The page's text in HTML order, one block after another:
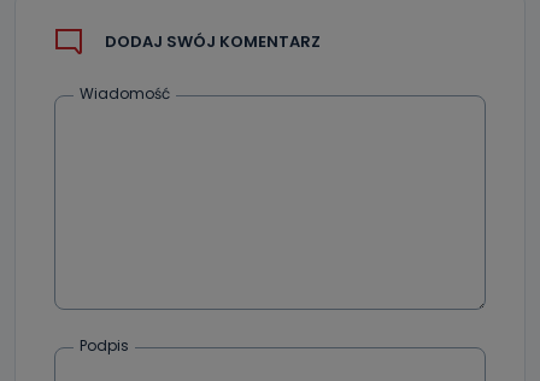
DODAJ SWÓJ KOMENTARZ
Wiadomość
Podpis